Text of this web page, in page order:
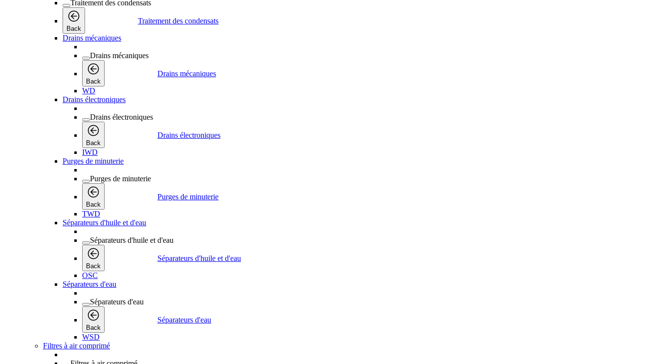
Traitement des condensats
Back
Traitement des condensats
Drains mécaniques
Drains mécaniques
Back
Drains mécaniques
WD
Drains électroniques
Drains électroniques
Back
Drains électroniques
IWD
Purges de minuterie
Purges de minuterie
Back
Purges de minuterie
TWD
Séparateurs d'huile et d'eau
Séparateurs d'huile et d'eau
Back
Séparateurs d'huile et d'eau
OSC
Séparateurs d'eau
Séparateurs d'eau
Back
Séparateurs d'eau
WSD
Filtres à air comprimé